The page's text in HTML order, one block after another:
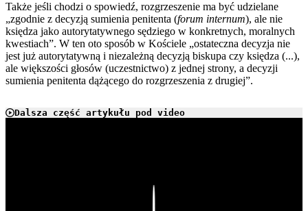
Także jeśli chodzi o spowiedź, rozgrzeszenie ma być udzielane
„zgodnie z decyzją sumienia penitenta (forum internum), ale nie
księdza jako autorytatywnego sędziego w konkretnych, moralnych
kwestiach”. W ten oto sposób w Kościele „ostateczna decyzja nie
jest już autorytatywną i niezależną decyzją biskupa czy księdza (...),
ale większości głosów (uczestnictwo) z jednej strony, a decyzji
sumienia penitenta dążącego do rozgrzeszenia z drugiej”.
Dalsza część artykułu pod video